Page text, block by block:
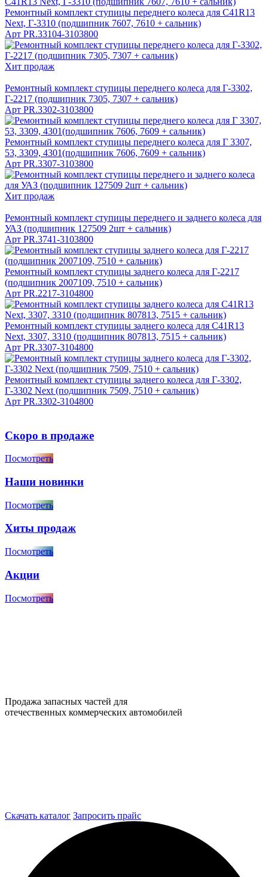
Ремонтный комплект ступицы переднего колеса для C41R13
Next, Г-3310 (подшипник 7607, 7610 + сальник)
Арт PR.33104-3103800
Хит продаж
Ремонтный комплект ступицы переднего колеса для Г-3302,
Г-2217 (подшипник 7305, 7307 + сальник)
Арт PR.3302-3103800
Ремонтный комплект ступицы переднего колеса для Г 3307,
53, 3309, 4301(подшипник 7606, 7609 + сальник)
Арт PR.3307-3103800
Хит продаж
Ремонтный комплект ступицы переднего и заднего колеса для
УАЗ (подшипник 127509 2шт + сальник)
Арт PR.3741-3103800
Ремонтный комплект ступицы заднего колеса для Г-2217
(подшипник 2007109, 7510 + сальник)
Арт PR.2217-3104800
Ремонтный комплект ступицы заднего колеса для C41R13
Next, 3307, 3310 (подшипник 807813, 7515 + сальник)
Арт PR.3307-3104800
Ремонтный комплект ступицы заднего колеса для Г-3302,
Г-3302 Next (подшипник 7509, 7510 + сальник)
Арт PR.3302-3104800
Скоро в продаже
Посмотреть
Наши новинки
Посмотреть
Хиты продаж
Посмотреть
Акции
Посмотреть
Продажа запасных частей для
отечественных коммерческих автомобилей
Скачать каталог Запросить прайс